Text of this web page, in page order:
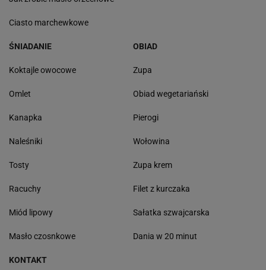
Ciasto marchewkowe
ŚNIADANIE
Koktajle owocowe
Omlet
Kanapka
Naleśniki
Tosty
Racuchy
Miód lipowy
Masło czosnkowe
OBIAD
Zupa
Obiad wegetariański
Pierogi
Wołowina
Zupa krem
Filet z kurczaka
Sałatka szwajcarska
Dania w 20 minut
KONTAKT